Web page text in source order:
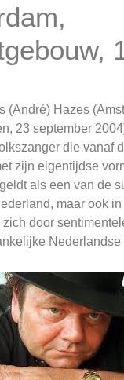
(André) Hazes
23 september
die vanaf
zijn eigentijdse
als een van de
maar ook
door
Nederlandse